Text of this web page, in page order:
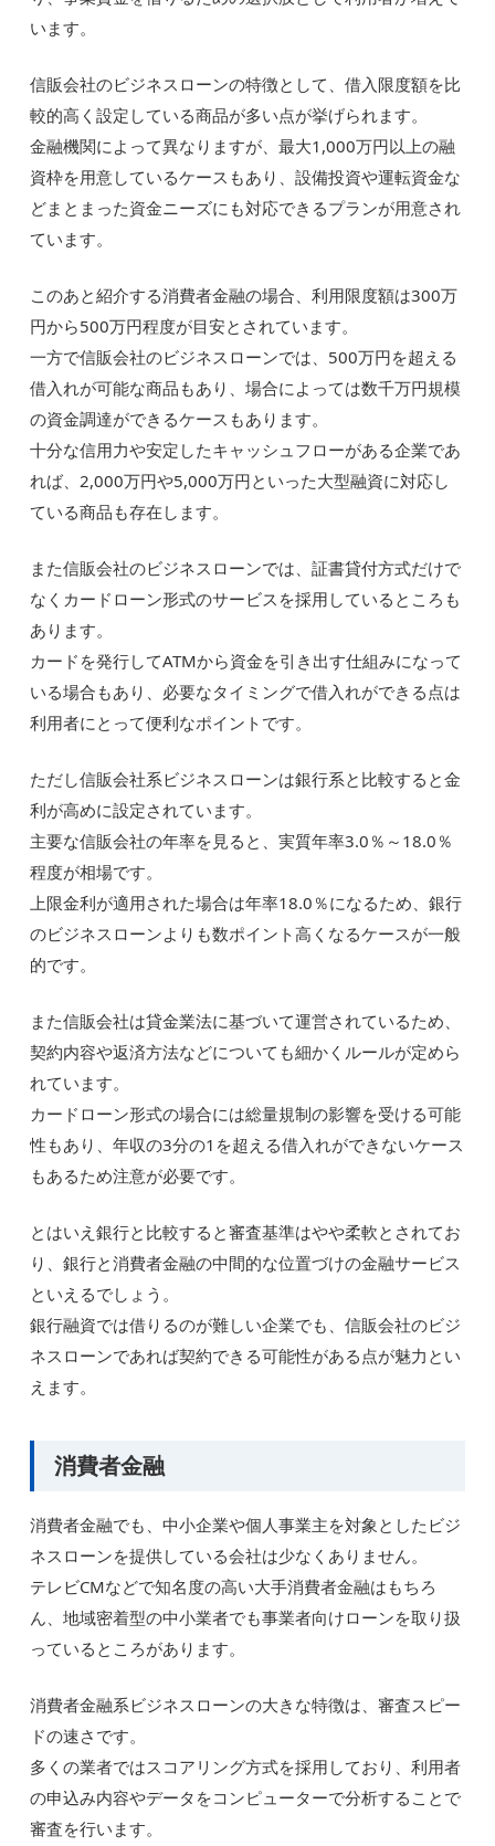
います。
信販会社のビジネスローンの特徴として、借入限度額を比
較的高く設定している商品が多い点が挙げられます。
金融機関によって異なりますが、最大1,000万円以上の融
資枠を用意しているケースもあり、設備投資や運転資金な
どまとまった資金ニーズにも対応できるプランが用意され
ています。
このあと紹介する消費者金融の場合、利用限度額は300万
円から500万円程度が目安とされています。
一方で信販会社のビジネスローンでは、500万円を超える
借入れが可能な商品もあり、場合によっては数千万円規模
の資金調達ができるケースもあります。
十分な信用力や安定したキャッシュフローがある企業であ
れば、2,000万円や5,000万円といった大型融資に対応し
ている商品も存在します。
また信販会社のビジネスローンでは、証書貸付方式だけで
なくカードローン形式のサービスを採用しているところも
あります。
カードを発行してATMから資金を引き出す仕組みになって
いる場合もあり、必要なタイミングで借入れができる点は
利用者にとって便利なポイントです。
ただし信販会社系ビジネスローンは銀行系と比較すると金
利が高めに設定されています。
主要な信販会社の年率を見ると、実質年率3.0％～18.0％
程度が相場です。
上限金利が適用された場合は年率18.0％になるため、銀行
のビジネスローンよりも数ポイント高くなるケースが一般
的です。
また信販会社は貸金業法に基づいて運営されているため、
契約内容や返済方法などについても細かくルールが定めら
れています。
カードローン形式の場合には総量規制の影響を受ける可能
性もあり、年収の3分の1を超える借入れができないケース
もあるため注意が必要です。
とはいえ銀行と比較すると審査基準はやや柔軟とされてお
り、銀行と消費者金融の中間的な位置づけの金融サービス
といえるでしょう。
銀行融資では借りるのが難しい企業でも、信販会社のビジ
ネスローンであれば契約できる可能性がある点が魅力とい
えます。
消費者金融
消費者金融でも、中小企業や個人事業主を対象としたビジ
ネスローンを提供している会社は少なくありません。
テレビCMなどで知名度の高い大手消費者金融はもちろ
ん、地域密着型の中小業者でも事業者向けローンを取り扱
っているところがあります。
消費者金融系ビジネスローンの大きな特徴は、審査スピー
ドの速さです。
多くの業者ではスコアリング方式を採用しており、利用者
の申込み内容やデータをコンピューターで分析することで
審査を行います。